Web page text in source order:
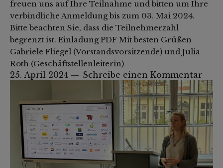
freuen uns auf Ihre Teilnahme und bitten um Ihre
verbindliche Anmeldung bis zum 03. Mai 2024.
Bitte beachten Sie, dass die Teilnehmerzahl
begrenzt ist. Einladung PDF Mit besten Grüßen
Gabriele Fliegel (Vorstandsvorsitzende) und Julia
Roth (Geschäftstellenleiterin)
25. April 2024 Schreibe einen Kommentar